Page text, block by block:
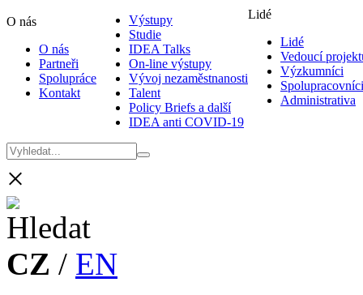
O nás
O nás
Partneři
Spolupráce
Kontakt
Výstupy
Studie
IDEA Talks
On-line výstupy
Vývoj nezaměstnanosti
Talent
Policy Briefs a další
IDEA anti COVID-19
Lidé
Lidé
Vedoucí
Výzkumníci
Spolupracovníci
Administrativa
×
CZ / EN